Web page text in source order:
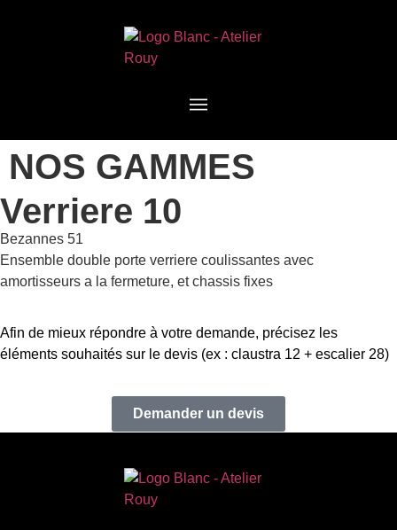
NOS GAMMES
Verriere 10
Bezannes 51
Ensemble double porte verriere coulissantes avec
amortisseurs a la fermeture, et chassis fixes
Afin de mieux répondre à votre demande, précisez les
éléments souhaités sur le devis (ex : claustra 12 + escalier 28)
Demander un devis